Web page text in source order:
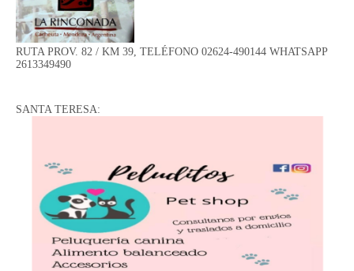
RUTA PROV. 82 / KM 39, TELÉFONO 02624-490144 WHATSAPP
2613349490
SANTA TERESA: